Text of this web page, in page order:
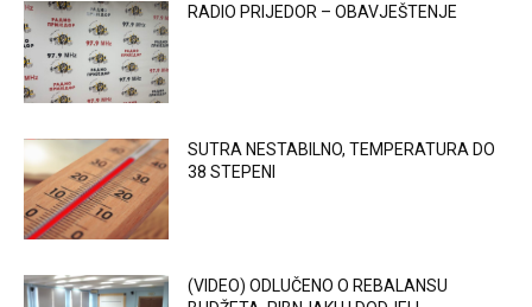
RADIO PRIJEDOR – OBAVJEŠTENJE
SUTRA NESTABILNO, TEMPERATURA DO
38 STEPENI
(VIDEO) ODLUČENO O REBALANSU